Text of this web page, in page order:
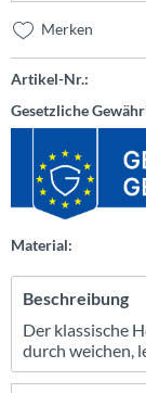
Merken
Artikel-Nr.:
Gesetzliche
Material:
Beschreibung
Der klassische
durch weichen,